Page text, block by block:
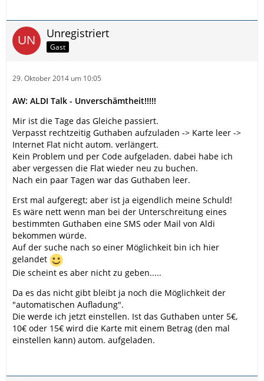
Unregistriert
Gast
29. Oktober 2014 um 10:05
AW: ALDI Talk - Unverschämtheit!!!!!
Mir ist die Tage das Gleiche passiert.
Verpasst rechtzeitig Guthaben aufzuladen -> Karte leer ->
Internet Flat nicht autom. verlängert.
Kein Problem und per Code aufgeladen. dabei habe ich
aber vergessen die Flat wieder neu zu buchen.
Nach ein paar Tagen war das Guthaben leer.
Erst mal aufgeregt; aber ist ja eigendlich meine Schuld!
Es wäre nett wenn man bei der Unterschreitung eines
bestimmten Guthaben eine SMS oder Mail von Aldi
bekommen würde.
Auf der suche nach so einer Möglichkeit bin ich hier
gelandet
Die scheint es aber nicht zu geben.....
Da es das nicht gibt bleibt ja noch die Möglichkeit der
"automatischen Aufladung".
Die werde ich jetzt einstellen. Ist das Guthaben unter 5€,
10€ oder 15€ wird die Karte mit einem Betrag (den mal
einstellen kann) autom. aufgeladen.